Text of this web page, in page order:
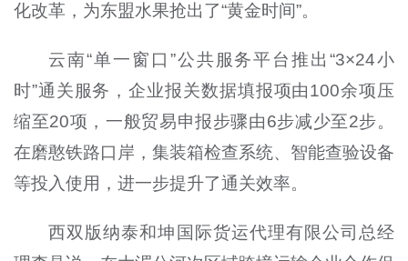
化改革，为东盟水果抢出了“黄金时间”。
云南“单一窗口”公共服务平台推出“3×24小
时”通关服务，企业报关数据填报项由100余项压
缩至20项，一般贸易申报步骤由6步减少至2步。
在磨憨铁路口岸，集装箱检查系统、智能查验设备
等投入使用，进一步提升了通关效率。
西双版纳泰和坤国际货运代理有限公司总经